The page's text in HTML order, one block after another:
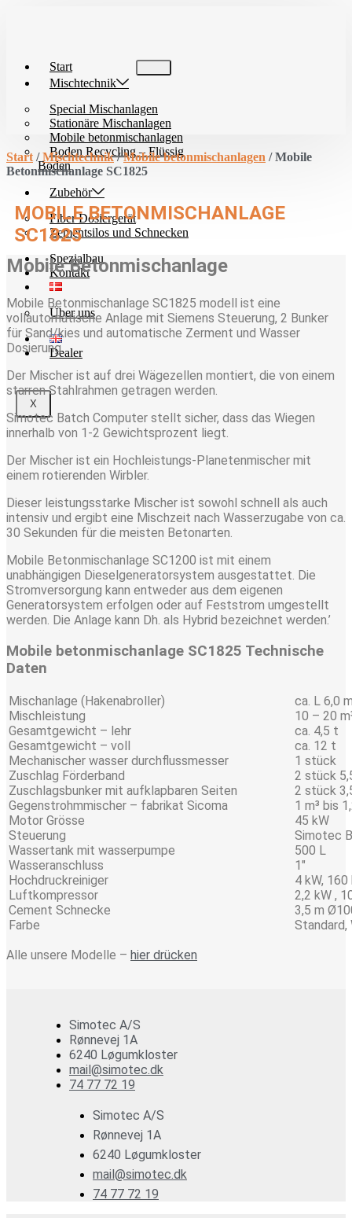
Start
Mischtechnik
Special Mischanlagen
Stationäre Mischanlagen
Mobile betonmischanlagen
Boden Recycling – Flüssig
Boden
Zubehör
Fiber Dosiergerät
Zementsilos und Schnecken
Spezialbau
Kontakt
Über uns
Dealer
X
Start /Mischtechnik/Mobile betonmischanlagen / Mobile
Betonmischanlage SC1825
MOBILE BETONMISCHANLAGE
SC1825
Mobile Betonmischanlage
Mobile Betonmischanlage SC1825 modell ist eine
vollautomatische Anlage mit Siemens Steuerung, 2 Bunker
für Sand/kies und automatische Zerment und Wasser
Dosierung.
Der Mischer ist auf drei Wägezellen montiert, die von einem
starren Stahlrahmen getragen werden.
Simotec Batch Computer stellt sicher, dass das Wiegen
innerhalb von 1-2 Gewichtsprozent liegt.
Der Mischer ist ein Hochleistungs-Planetenmischer mit
einem rotierenden Wirbler.
Dieser leistungsstarke Mischer ist sowohl schnell als auch
intensiv und ergibt eine Mischzeit nach Wasserzugabe von ca.
30 Sekunden für die meisten Betonarten.
Mobile Betonmischanlage SC1200 ist mit einem
unabhängigen Dieselgeneratorsystem ausgestattet. Die
Stromversorgung kann entweder aus dem eigenen
Generatorsystem erfolgen oder auf Feststrom umgestellt
werden. Die Anlage kann Dh. als Hybrid bezeichnet werden.’
Mobile betonmischanlage SC1825 Technische
Daten
Mischanlage (Hakenabroller)
Mischleistung
Gesamtgewicht – lehr
Gesamtgewicht – voll
Mechanischer wasser durchflussmesser
Zuschlag Förderband
Zuschlagsbunker mit aufklapbaren Seiten
Gegenstrohmmischer – fabrikat Sicoma
Motor Grösse
Steuerung
Wassertank mit wasserpumpe
Wasseranschluss
Hochdruckreiniger
Luftkompressor
Cement Schnecke
Farbe
ca. L 6,0
10 – 20
ca. 4,5 t
ca. 12 t
1 stück
2 stück
2 stück
1 m³ bis
45 kW
Simotec
500 L
1″
4 kW,
2,2 kW ,
3,5 m
Standard,
Alle unsere Modelle – hier drücken
Simotec A/S
Rønnevej 1A
6240 Løgumkloster
mail@simotec.dk
74 77 72 19
Simotec A/S
Rønnevej 1A
6240 Løgumkloster
mail@simotec.dk
74 77 72 19